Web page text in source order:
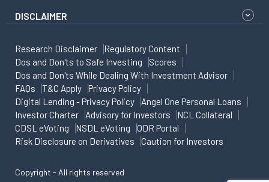
DISCLAIMER
Research Disclaimer
Regulatory Content
Dos and Don'ts to Safe Investing
Scores
Dos and Don'ts While Dealing With Investment Advisor
FAQs
T&C Apply
Privacy Policy
Digital Lending - Privacy Policy
Angel One Personal Loans
Investor Charter
Advisory for Investors
NCL Collateral
CDSL eVoting
NSDL eVoting
ODR Portal
Risk Disclosure on Derivatives
Caution for Investors
Copyright - All rights reserved